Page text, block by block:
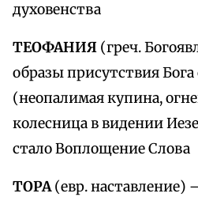
духовенства
ТЕОФАНИЯ (греч.
образы присутствия
(неопалимая купина,
колесница в видении
стало Воплощение Слова
ТОРА(евр.